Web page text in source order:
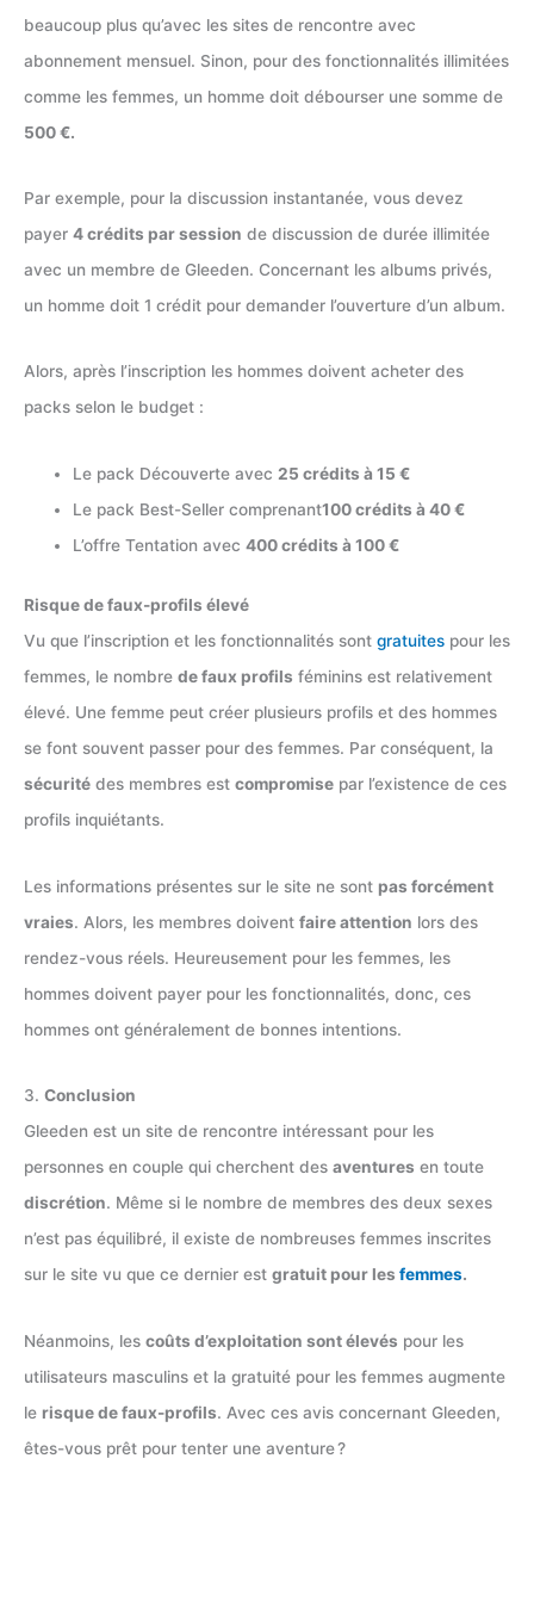
beaucoup plus qu’avec les sites de rencontre avec
abonnement mensuel. Sinon, pour des fonctionnalités illimitées
comme les femmes, un homme doit débourser une somme de
500 €.
Par exemple, pour la discussion instantanée, vous devez
payer 4 crédits par session de discussion de durée illimitée
avec un membre de Gleeden. Concernant les albums privés,
un homme doit 1 crédit pour demander l’ouverture d’un album.
Alors, après l’inscription les hommes doivent acheter des
packs selon le budget :
Le pack Découverte avec 25 crédits à 15 €
Le pack Best-Seller comprenant100 crédits à 40 €
L’offre Tentation avec400 crédits à 100 €
Risque de faux-profils élevé
Vu que l’inscription et les fonctionnalités sont gratuites pour les
femmes, le nombre de faux profils féminins est relativement
élevé. Une femme peut créer plusieurs profils et des hommes
se font souvent passer pour des femmes. Par conséquent, la
sécurité des membres est compromise par l’existence de ces
profils inquiétants.
Les informations présentes sur le site ne sont pas forcément
vraies. Alors, les membres doivent faire attention lors des
rendez-vous réels. Heureusement pour les femmes, les
hommes doivent payer pour les fonctionnalités, donc, ces
hommes ont généralement de bonnes intentions.
3. Conclusion
Gleeden est un site de rencontre intéressant pour les
personnes en couple qui cherchent des aventures en toute
discrétion. Même si le nombre de membres des deux sexes
n’est pas équilibré, il existe de nombreuses femmes inscrites
sur le site vu que ce dernier est gratuit pour les femmes.
Néanmoins, les coûts d’exploitation sont élevés pour les
utilisateurs masculins et la gratuité pour les femmes augmente
le risque de faux-profils. Avec ces avis concernant Gleeden,
êtes-vous prêt pour tenter une aventure ?